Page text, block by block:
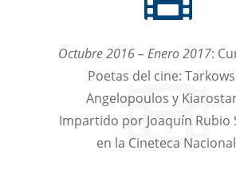
Octubre 2016 – Enero 2017:
Poetas del cine:
Angelopoulos y
Impartido por Joaquín Rubio
en la Cineteca